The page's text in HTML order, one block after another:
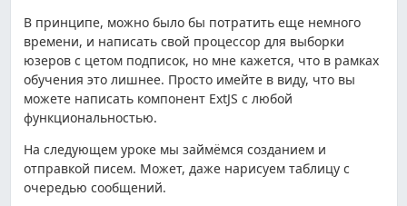
В принципе, можно было бы потратить еще немного
времени, и написать свой процессор для выборки
юзеров с цетом подписок, но мне кажется, что в рамках
обучения это лишнее. Просто имейте в виду, что вы
можете написать компонент ExtJS с любой
функциональностью.
На следующем уроке мы займёмся созданием и
отправкой писем. Может, даже нарисуем таблицу с
очередью сообщений.